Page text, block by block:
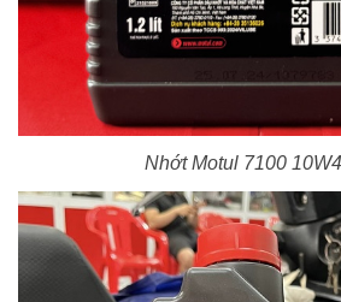
Nhớt Motul 7100